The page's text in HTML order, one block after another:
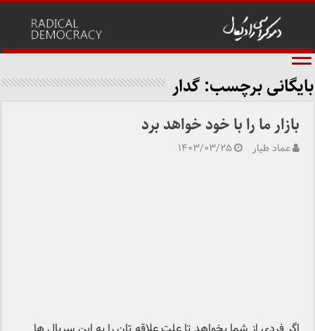
بایگانی برچسب:گدار
بازار ما را با خود خواهد برد
عماد طیار ۱۴۰۳/۰۳/۲۵